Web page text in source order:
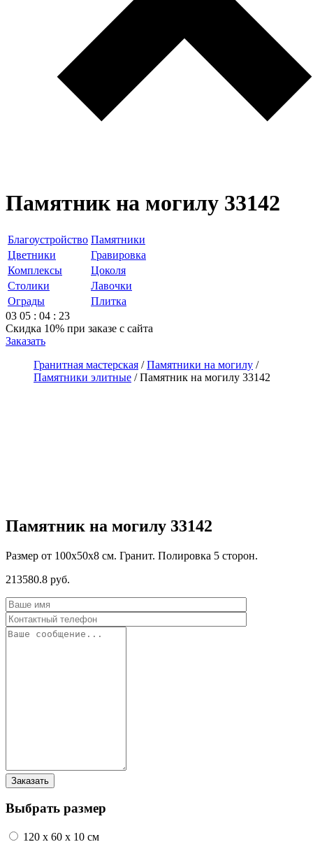
Памятник на могилу 33142
Благоустройство Памятники
Цветники
Гравировка
Комплексы
Цоколя
Столики
Лавочки
Ограды
Плитка
03 05 : 04 : 23
Скидка 10% при заказе с сайта
Заказать
Гранитная мастерская /Памятники на могилу /
Памятники элитные /Памятник на могилу 33142
Памятник на могилу 33142
Размер от 100х50х8 см. Гранит. Полировка 5 сторон.
213580.8 руб.
Выбрать размер
120 x 60 x 10 см